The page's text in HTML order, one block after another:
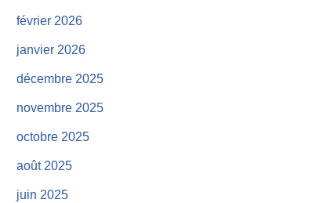
février 2026
janvier 2026
décembre 2025
novembre 2025
octobre 2025
août 2025
juin 2025